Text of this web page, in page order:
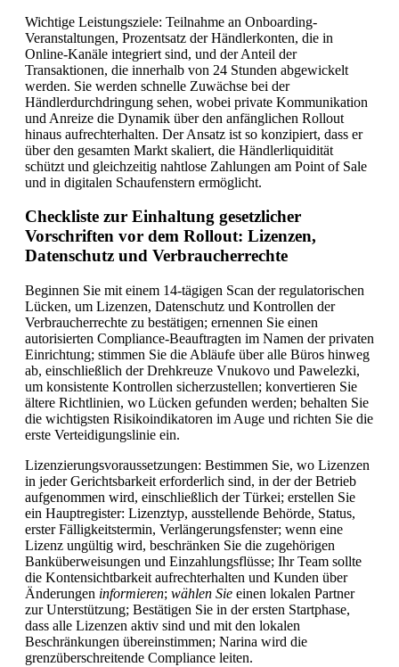
Wichtige Leistungsziele: Teilnahme an Onboarding-
Veranstaltungen, Prozentsatz der Händlerkonten, die in
Online-Kanäle integriert sind, und der Anteil der
Transaktionen, die innerhalb von 24 Stunden abgewickelt
werden. Sie werden schnelle Zuwächse bei der
Händlerdurchdringung sehen, wobei private Kommunikation
und Anreize die Dynamik über den anfänglichen Rollout
hinaus aufrechterhalten. Der Ansatz ist so konzipiert, dass er
über den gesamten Markt skaliert, die Händlerliquidität
schützt und gleichzeitig nahtlose Zahlungen am Point of Sale
und in digitalen Schaufenstern ermöglicht.
Checkliste zur Einhaltung gesetzlicher
Vorschriften vor dem Rollout: Lizenzen,
Datenschutz und Verbraucherrechte
Beginnen Sie mit einem 14-tägigen Scan der regulatorischen
Lücken, um Lizenzen, Datenschutz und Kontrollen der
Verbraucherrechte zu bestätigen; ernennen Sie einen
autorisierten Compliance-Beauftragten im Namen der privaten
Einrichtung; stimmen Sie die Abläufe über alle Büros hinweg
ab, einschließlich der Drehkreuze Vnukovo und Pawelezki,
um konsistente Kontrollen sicherzustellen; konvertieren Sie
ältere Richtlinien, wo Lücken gefunden werden; behalten Sie
die wichtigsten Risikoindikatoren im Auge und richten Sie die
erste Verteidigungslinie ein.
Lizenzierungsvoraussetzungen: Bestimmen Sie, wo Lizenzen
in jeder Gerichtsbarkeit erforderlich sind, in der der Betrieb
aufgenommen wird, einschließlich der Türkei; erstellen Sie
ein Hauptregister: Lizenztyp, ausstellende Behörde, Status,
erster Fälligkeitstermin, Verlängerungsfenster; wenn eine
Lizenz ungültig wird, beschränken Sie die zugehörigen
Banküberweisungen und Einzahlungsflüsse; Ihr Team sollte
die Kontensichtbarkeit aufrechterhalten und Kunden über
Änderungen informieren; wählen Sie einen lokalen Partner
zur Unterstützung; Bestätigen Sie in der ersten Startphase,
dass alle Lizenzen aktiv sind und mit den lokalen
Beschränkungen übereinstimmen; Narina wird die
grenzüberschreitende Compliance leiten.